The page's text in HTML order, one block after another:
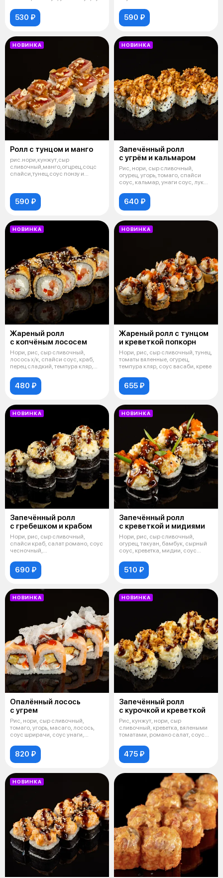
530 ₽ 590 ₽
НОВИНКА
Ролл с тунцом и манго
рис.нори,кунжут,сыр
сливочный,манго,огцрец,соцс
спайси,тунец,соус понзу и
590 ₽
НОВИНКА
Запечённый ролл
с угрём и кальмаром
Рис, нори, сыр сливочный,
огурец, угорь, томаго, спайси
соус, кальмар, унаги соус, лук
640 ₽
НОВИНКА
Жареный ролл
с копчёным лососем
Нори, рис, сыр сливочный,
лосось х/к, спайси соус, краб,
перец сладкий, темпура кляр,
480 ₽
НОВИНКА
Жареный ролл с тунцом
и креветкой попкорн
Нори, рис, сыр сливочный, тунец,
томаты вяленные, огурец,
темпура кляр, соус васаби, креве
655 ₽
НОВИНКА
Запечённый ролл
с гребешком и крабом
Нори, рис, сыр сливочный,
спайси краб, салат романо, соус
чесночный,
690 ₽
НОВИНКА
Запечённый ролл
с креветкой и мидиями
Нори, рис, сыр сливочный,
огурец, такуан, бамбук, сырный
соус, креветка, мидии, соус
510 ₽
НОВИНКА
Опалённый лосось
с угрем
Рис, нори, сыр сливочный,
томаго, угорь, масаго, лосось,
соус шрирачи, соус унаги,
820 ₽
НОВИНКА
Запечённый ролл
с курочкой и креветкой
Рис, кунжут, нори, сыр
сливочный, креветка, вялеными
томатами, романо салат, соус
475 ₽
НОВИНКА